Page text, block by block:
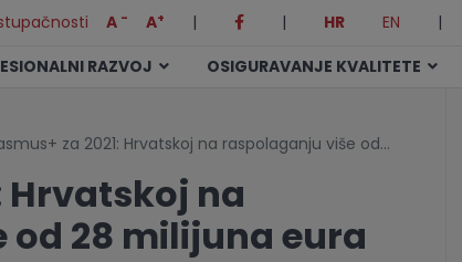
A - A+ | | HR EN
|
RAZVOJ OSIGURAVANJE KVALITETE
za 2021: Hrvatskoj na raspolaganju više od…
Hrvatskoj na
28 milijuna eura